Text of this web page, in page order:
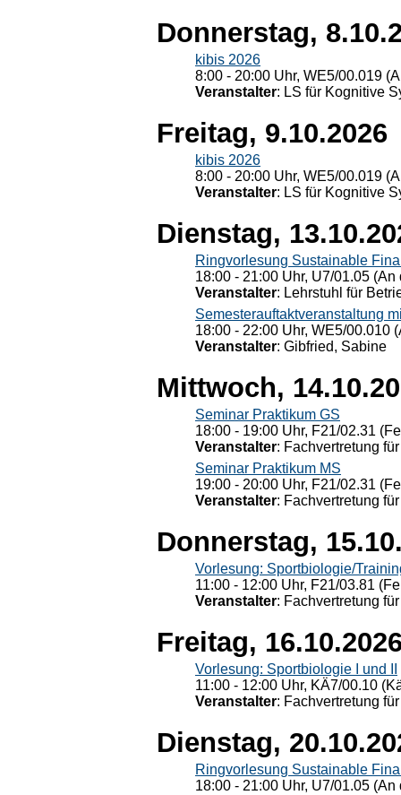
Donnerstag,
kibis 2026
8:00 - 20:00 Uhr, WE5/00.019
Veranstalter: LS für Kognitive
Freitag, 9.10.2026
kibis 2026
8:00 - 20:00 Uhr, WE5/00.019
Veranstalter: LS für Kognitive
Dienstag,
Ringvorlesung Sustainable
18:00 - 21:00 Uhr, U7/01.05
Veranstalter: Lehrstuhl für
Semesterauftaktveranstaltung
18:00 - 22:00 Uhr, WE5/00.010
Veranstalter: Gibfried, Sabine
Mittwoch,
Seminar Praktikum GS
18:00 - 19:00 Uhr, F21/02.31
Veranstalter: Fachvertretung
Seminar Praktikum MS
19:00 - 20:00 Uhr, F21/02.31
Veranstalter: Fachvertretung
Donnerstag,
Vorlesung: Sportbiologie/
11:00 - 12:00 Uhr, F21/03.81
Veranstalter: Fachvertretung
Freitag,
Vorlesung: Sportbiologie I und II
11:00 - 12:00 Uhr, KÄ7/00.10
Veranstalter: Fachvertretung
Dienstag,
Ringvorlesung Sustainable
18:00 - 21:00 Uhr, U7/01.05